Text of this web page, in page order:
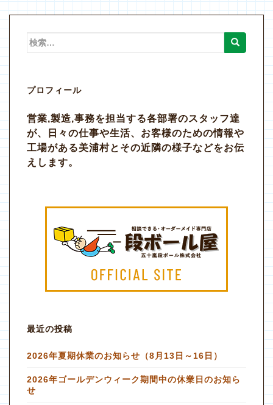
検
プロフィール
営業,製造,事務を担当する各部署のスタッフ達
が、日々の仕事や生活、お客様のための情報や
工場がある美浦村とその近隣の様子などをお伝
えします。
最近の投稿
2026年夏期休業のお知らせ（8月13日～16日）
2026年ゴールデンウィーク期間中の休業日のお知ら
せ